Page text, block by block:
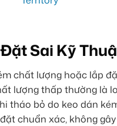
Sai Kỹ
chất lượng hoặc lắp
lượng thấp thường là
tháo bỏ do keo dán
chuẩn xác, không